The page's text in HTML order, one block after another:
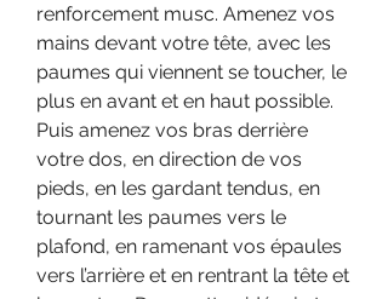
renforcement musc. Amenez vos
mains devant votre tête, avec les
paumes qui viennent se toucher, le
plus en avant et en haut possible.
Puis amenez vos bras derrière
votre dos, en direction de vos
pieds, en les gardant tendus, en
tournant les paumes vers le
plafond, en ramenant vos épaules
vers l’arrière et en rentrant la tête et